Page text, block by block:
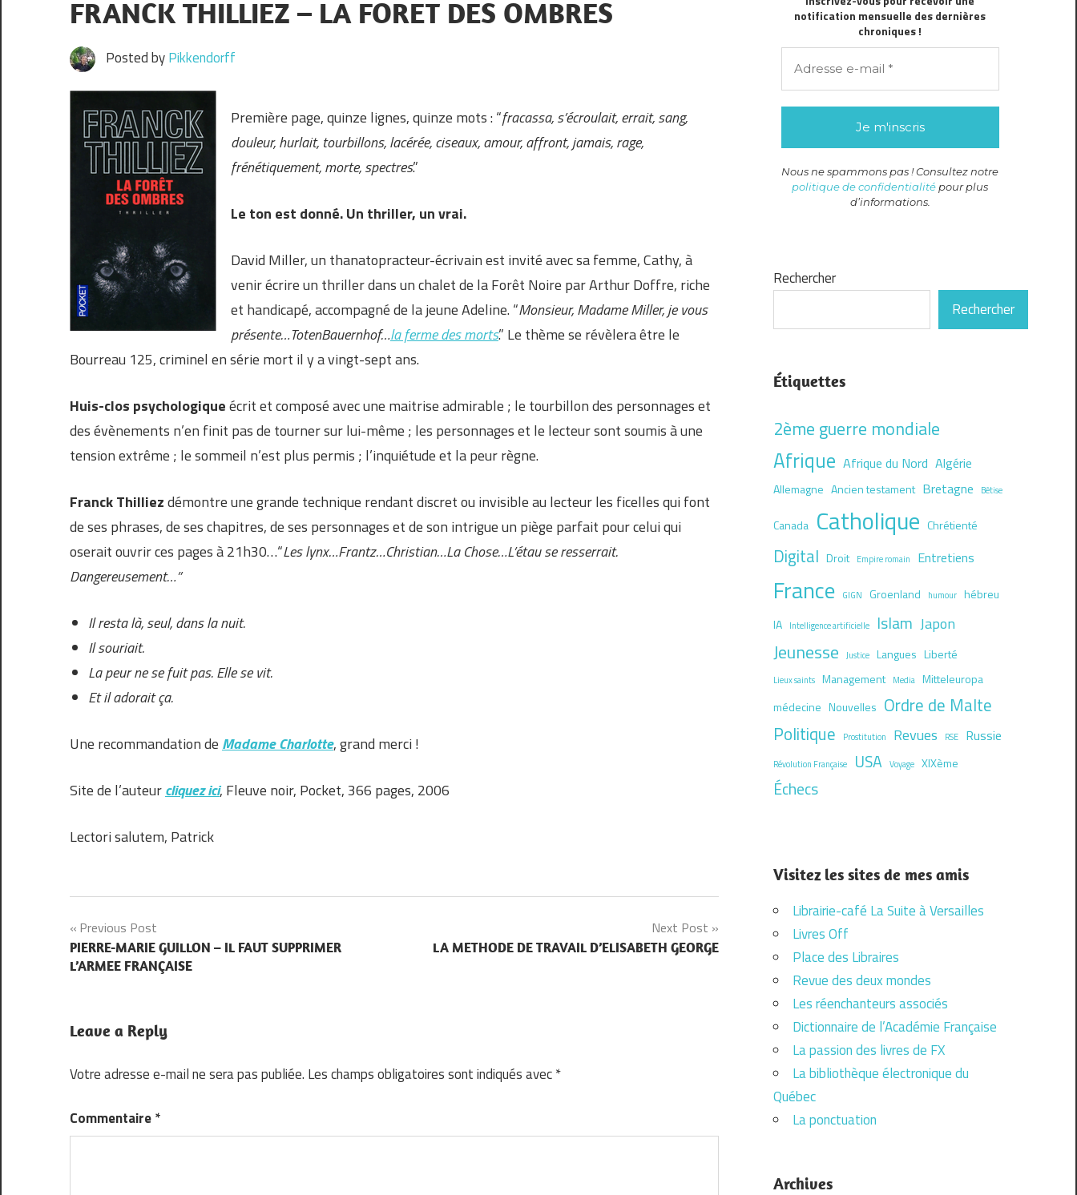
FRANCK THILLIEZ – LA FORET DES OMBRES
Posted byPikkendorff
Première page, quinze lignes, quinze mots : “fracassa, s’écroulait, errait, sang,
douleur, hurlait, tourbillons, lacérée, ciseaux, amour, affront, jamais, rage,
frénétiquement, morte, spectres.”
Le ton est donné. Un thriller, un vrai.
David Miller, un thanatopracteur-écrivain est invité avec sa femme, Cathy, à
venir écrire un thriller dans un chalet de la Forêt Noire par Arthur Doffre, riche
et handicapé, accompagné de la jeune Adeline. “Monsieur, Madame Miller, je vous
présente…TotenBauernhof…la ferme des morts.” Le thème se révèlera être le
Bourreau 125, criminel en série mort il y a vingt-sept ans.
Huis-clos psychologiqueécrit et composé avec une maitrise admirable ; le tourbillon des personnages et
des évènements n’en finit pas de tourner sur lui-même ; les personnages et le lecteur sont soumis à une
tension extrême ; le sommeil n’est plus permis ; l’inquiétude et la peur règne.
Franck Thilliezdémontre une grande technique rendant discret ou invisible au lecteur les ficelles qui font
de ses phrases, de ses chapitres, de ses personnages et de son intrigue un piège parfait pour celui qui
oserait ouvrir ces pages à 21h30…“Les lynx…Frantz…Christian…La Chose…L’étau se resserrait.
Dangereusement…”
Il resta là, seul, dans la nuit.
Il souriait.
La peur ne se fuit pas. Elle se vit.
Et il adorait ça.
Une recommandation de Madame Charlotte, grand merci !
Site de l’auteurcliquez ici, Fleuve noir, Pocket, 366 pages, 2006
Lectori salutem, Patrick
Navigation
de
Previous Post
PIERRE-MARIE GUILLON – IL FAUT SUPPRIMER
L’ARMEE FRANÇAISE
Next Post
LA METHODE DE TRAVAIL D’ELISABETH GEORGE
Leave a Reply
Votre adresse e-mail ne sera pas publiée. Les champs obligatoires sont indiqués avec*
Commentaire*
notification mensuelle des dernières
chroniques !
Nous ne spammons pas ! Consultez notre
politique de confidentialité pour plus
d’informations.
Rechercher
Rechercher
Étiquettes
2ème guerre mondiale
Afrique Afrique du Nord Algérie
Allemagne Ancien testament Bretagne Bêtise
Canada Catholique Chrétienté
Digital Droit Empire romain Entretiens
France GIGN Groenland humour hébreu
IA
Intelligence artificielle Islam Japon
Jeunesse Justice Langues Liberté
Lieux saints Management Media Mitteleuropa
médecine Nouvelles Ordre de Malte
Politique
Prostitution Revues RSE Russie
Révolution Française USA Voyage XIXème
Échecs
Visitez les sites de mes amis
Librairie-café La Suite à Versailles
Livres Off
Place des Libraires
Revue des deux mondes
Les réenchanteurs associés
Dictionnaire de l’Académie Française
La passion des livres de FX
La bibliothèque électronique du
Québec
La ponctuation
Archives